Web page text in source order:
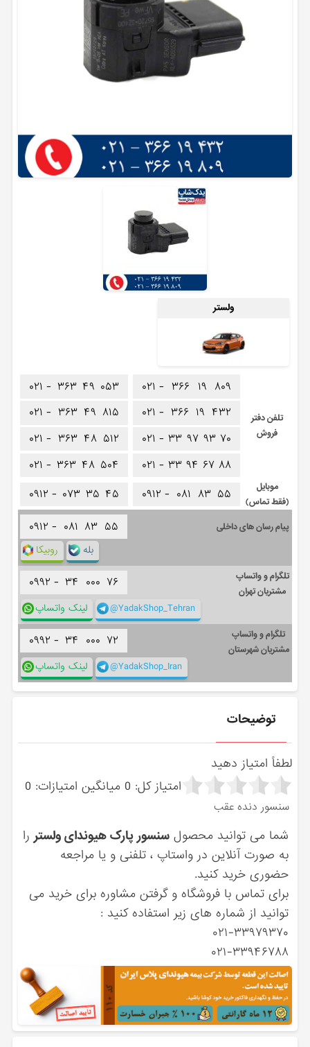
ولستر
تلفن دفتر
فروش
۰۲۱ - ۳۶۶ ۱۹ ۸۰۹
۰۲۱ - ۳۶۶ ۱۹ ۴۳۲
۰۲۱ - ۳۳ ۹۷ ۹۳ ۷۰
۰۲۱ - ۳۳ ۹۴ ۶۷ ۸۸
۰۲۱ - ۳۶۳ ۴۹ ۰۵۳
۰۲۱ - ۳۶۳ ۴۹ ۸۱۵
۰۲۱ - ۳۶۳ ۴۸ ۵۱۲
۰۲۱ - ۳۶۳ ۴۸ ۵۰۴
موبایل
(فقط تماس)
۰۹۱۲ - ۰۸۱ ۸۳ ۵۵ ۰۹۱۲ - ۰۷۳ ۳۵ ۴۵
پیام رسان های داخلی ۰۹۱۲ - ۰۸۱ ۸۳ ۵۵
روبیکا بله
تلگرام و واتساپ
مشتریان تهران
۰۹۹۲ - ۳۴ ۰۰۰ ۷۶
لینک واتساپ @YadakShop_Tehran
تلگرام و واتساپ
مشتریان شهرستان
۰۹۹۲ - ۳۴ ۰۰۰ ۷۲
لینک واتساپ @YadakShop_Iran
توضیحات
لطفاً امتیاز دهید
امتیاز کل: 0 میانگین امتیازات: 0
سنسور دنده عقب
شما می توانید محصولسنسور پارک هیوندای ولستر را
به صورت آنلاین در واستاپ ، تلفنی و یا مراجعه
حضوری خرید کنید.
برای تماس با فروشگاه و گرفتن مشاوره برای خرید می
توانید از شماره های زیر استفاده کنید :
۰۲۱-۳۳۹۷۹۳۷۰
۰۲۱-۳۳۹۴۶۷۸۸